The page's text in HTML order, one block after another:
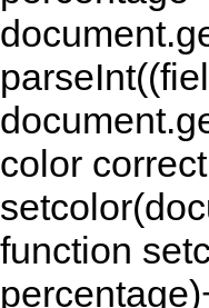
color
function